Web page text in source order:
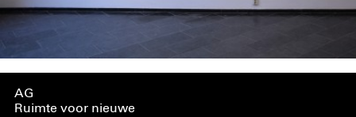
AG
Ruimte voor nieuwe